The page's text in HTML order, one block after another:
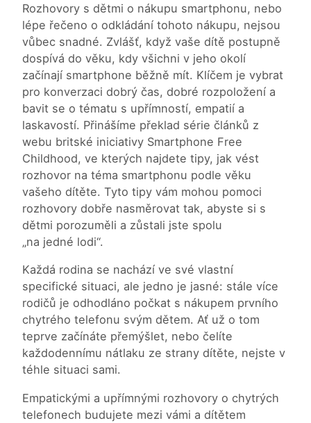
Rozhovory s dětmi o nákupu smartphonu, nebo
lépe řečeno o odkládání tohoto nákupu, nejsou
vůbec snadné. Zvlášť, když vaše dítě postupně
dospívá do věku, kdy všichni v jeho okolí
začínají smartphone běžně mít. Klíčem je vybrat
pro konverzaci dobrý čas, dobré rozpoložení a
bavit se o tématu s upřímností, empatií a
laskavostí. Přinášíme překlad série článků z
webu britské iniciativy Smartphone Free
Childhood, ve kterých najdete tipy, jak vést
rozhovor na téma smartphonu podle věku
vašeho dítěte. Tyto tipy vám mohou pomoci
rozhovory dobře nasměrovat tak, abyste si s
dětmi porozuměli a zůstali jste spolu
„na jedné lodi“.
Každá rodina se nachází ve své vlastní
specifické situaci, ale jedno je jasné: stále více
rodičů je odhodláno počkat s nákupem prvního
chytrého telefonu svým dětem. Ať už o tom
teprve začínáte přemýšlet, nebo čelíte
každodennímu nátlaku ze strany dítěte, nejste v
téhle situaci sami.
Empatickými a upřímnými rozhovory o chytrých
telefonech budujete mezi vámi a dítětem